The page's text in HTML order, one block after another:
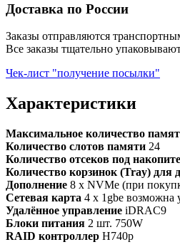
Доставка по России
Заказы отправляются
Все заказы тщательно
Чек-лист "получение посылки"
Характеристики
Максимальное количество
Количество слотов памяти 24
Количество отсеков под
Количество корзинок (Tray) для
Дополнение 8 x NVMe (при
Сетевая карта 4 x 1gbe возможна
Удалённое управление iDRAC9
Блоки питания 2 шт. 750W
RAID контроллер H740p